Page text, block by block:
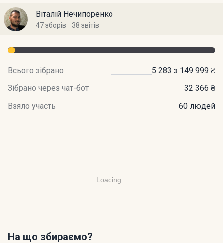
Віталій Нечипоренко
47 зборів 38 звітів
Всього зібрано
5 283 з 149 999 ₴
Зібрано через чат-бот
32 366 ₴
Взяло участь
60 людей
Loading...
На що збираємо?